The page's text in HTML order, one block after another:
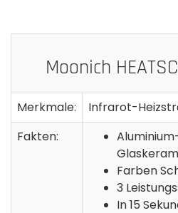
Moonich
Merkmale:
Infrarot-
Fakten:
Farben
3
In 15